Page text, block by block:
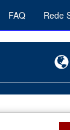
FAQ Rede